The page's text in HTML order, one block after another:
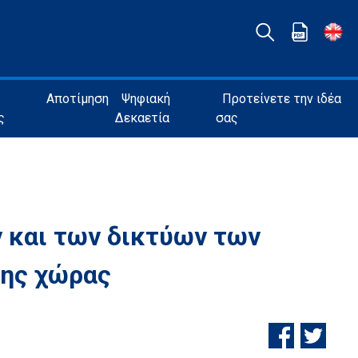
Αποτίμηση
Ψηφιακή
Δεκαετία
Προτείνετε την ιδέα
σας
των δικτύων των
χώρας